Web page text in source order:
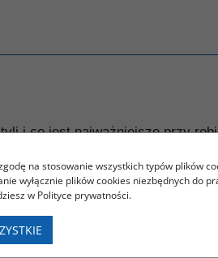
i co jest najważniejsze przy
mieszkających w ZEA
niezwykłym, pysznym
złotem, jak i mnóstwo dań
na stosowanie wszystkich typów plików
wyłącznie plików cookies niezbędnych do
w Polityce prywatności.